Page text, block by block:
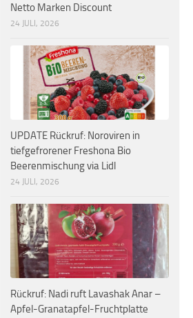
Netto Marken Discount
24 JULI, 2026
UPDATE Rückruf: Noroviren in
tiefgefrorener Freshona Bio
Beerenmischung via Lidl
24 JULI, 2026
Rückruf: Nadi ruft Lavashak Anar –
Apfel-Granatapfel-Fruchtplatte